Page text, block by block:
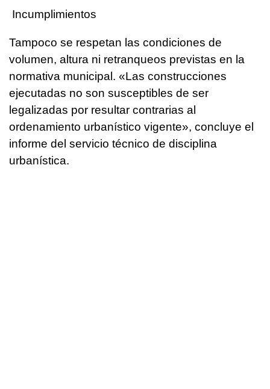
Incumplimientos
Tampoco se respetan las condiciones de
volumen, altura ni retranqueos previstas en la
normativa municipal. «Las construcciones
ejecutadas no son susceptibles de ser
legalizadas por resultar contrarias al
ordenamiento urbanístico vigente», concluye el
informe del servicio técnico de disciplina
urbanística.